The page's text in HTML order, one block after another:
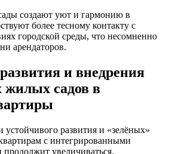
создают уют и гармонию в
более тесному контакту с
городской среды, что несомненно
арендаторов.
и внедрения
жилых садов в
устойчивого развития и «зелёных»
с интегрированными
увеличиваться.